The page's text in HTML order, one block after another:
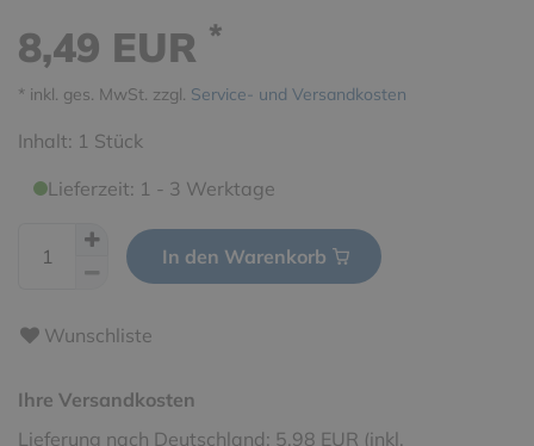
8,49 EUR *
* inkl. ges. MwSt. zzgl. Service- und Versandkosten
Inhalt: 1 Stück
Lieferzeit: 1 - 3 Werktage
In den Warenkorb
Wunschliste
Ihre Versandkosten
Lieferung nach Deutschland: 5,98 EUR (inkl.